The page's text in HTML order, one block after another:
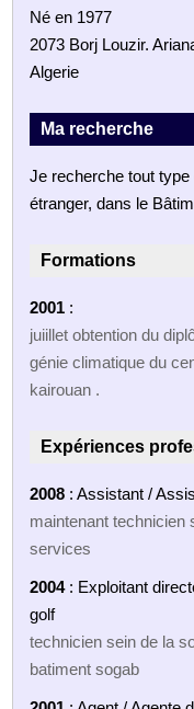
Né en 1977
2073 Borj Louzir.
Algerie
Ma recherche
Je recherche tout
étranger, dans le
Formations
2001 :
juiillet obtention du
génie climatique du
kairouan .
Expériences
2008 : Assistant /
maintenant technicien
services
2004: Exploitant
golf
technicien sein de la
batiment sogab